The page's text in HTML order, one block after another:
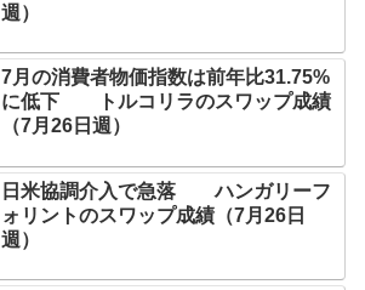
週）
7月の消費者物価指数は前年比31.75%
に低下 トルコリラのスワップ成績
（7月26日週）
日米協調介入で急落 ハンガリーフ
ォリントのスワップ成績（7月26日
週）